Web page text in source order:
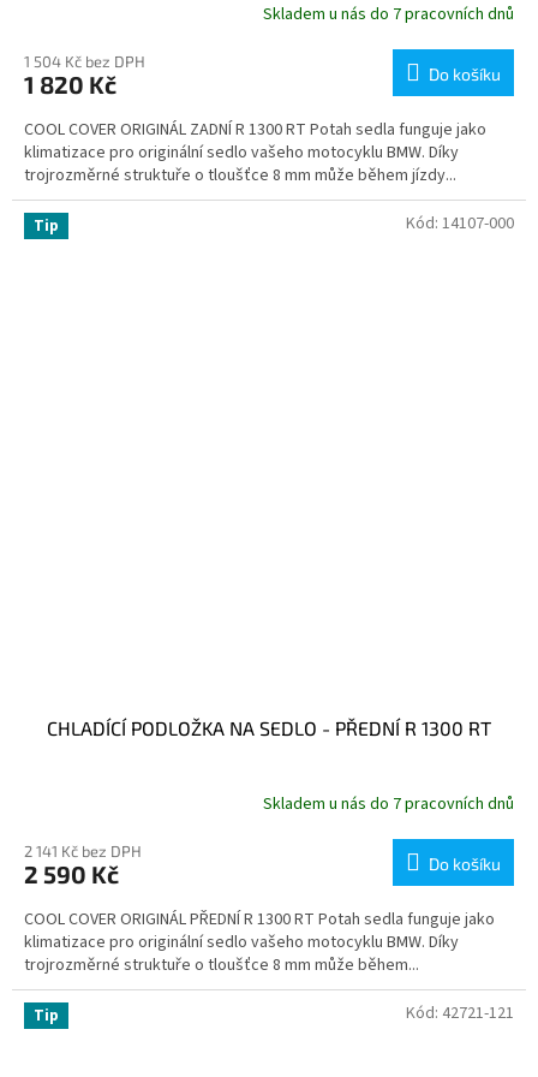
Skladem u nás do 7 pracovních dnů
1 504 Kč bez DPH
1 820 Kč Do košíku
COOL COVER ORIGINÁL ZADNÍ R 1300 RT Potah sedla funguje jako
klimatizace pro originální sedlo vašeho motocyklu BMW. Díky
trojrozměrné struktuře o tloušťce 8 mm může během jízdy...
Tip
CHLADÍCÍ PODLOŽKA NA SEDLO - PŘEDNÍ R 1300 RT
Skladem u nás do 7 pracovních dnů
2 141 Kč bez DPH
2 590 Kč Do košíku
COOL COVER ORIGINÁL PŘEDNÍ R 1300 RT Potah sedla funguje jako
klimatizace pro originální sedlo vašeho motocyklu BMW. Díky
trojrozměrné struktuře o tloušťce 8 mm může během...
Kód: 14107-000
Tip Kód: 42721-121